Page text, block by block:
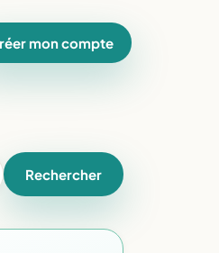
mon compte
Rechercher